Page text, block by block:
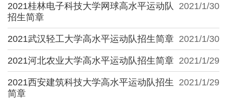
2021/1/30
2021桂林电子科技大学网球高水平运动队
招生简章
2021/1/30
2021武汉轻工大学高水平运动队招生简章
2021/1/29
2021河北农业大学高水平运动队招生简章
2021/1/29
2021西安建筑科技大学高水平运动队招生
简章